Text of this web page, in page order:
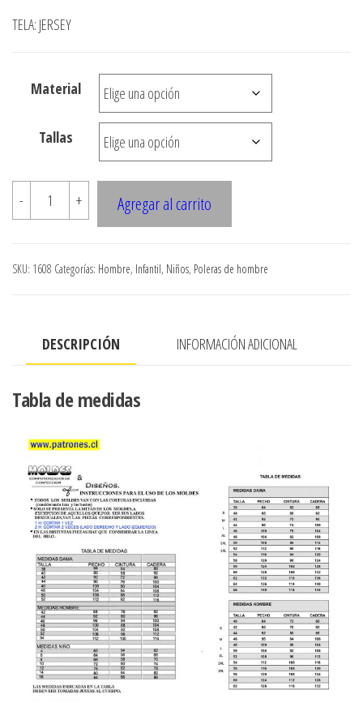
desde
$3.900
hasta
$7.990
TELA: JERSEY
Material
Tallas
-
1608
CORTES
+ Agregar al carrito
SKU: 1608 Categorías: Hombre, Infantil, Niños, Poleras de hombre
DESCRIPCIÓN INFORMACIÓN ADICIONAL
Tabla de medidas